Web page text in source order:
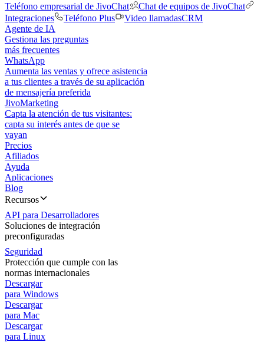
Teléfono empresarial de JivoChat
Chat de equipos de JivoChat
Integraciones
Teléfono Plus Video llamadasCRM
Agente de IA
Gestiona las preguntas
más frecuentes
WhatsApp
Aumenta las ventas y ofrece asistencia
a tus clientes a través de su aplicación
de mensajería preferida
JivoMarketing
Capta la atención de tus visitantes:
capta su interés antes de que se
vayan
Precios
Afiliados
Ayuda
Aplicaciones
Blog
Recursos
API para Desarrolladores
Soluciones de integración
preconfiguradas
Seguridad
Protección que cumple con las
normas internacionales
Descargar
para Windows
Descargar
para Mac
Descargar
para Linux